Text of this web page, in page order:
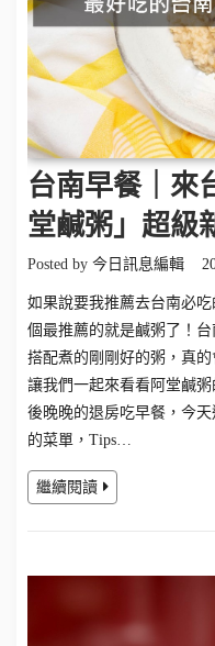
台南早餐｜來
堂鹹粥」超級
Posted by 今日訊息編輯
如果說要我推薦去台南必
個最推薦的就是鹹粥了！
搭配煮的剛剛好的粥，真
讓我們一起來看看阿堂鹹
後晚晚的退房吃早餐，今
的菜單，Tips…
繼續閱讀